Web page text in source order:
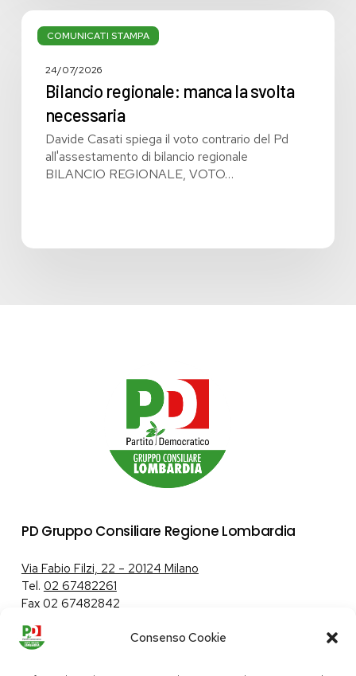
Consenso Cookie
COMUNICATI STAMPA
Bilancio
regionale:
svolta
24/07/2026
Bilancio regionale: manca la svolta
necessaria
Davide Casati spiega il voto contrario del Pd
all'assestamento di bilancio regionale
BILANCIO REGIONALE, VOTO…
PD Gruppo Consiliare Regione Lombardia
Via Fabio Filzi, 22 – 20124 Milano
Tel. 02 67482261
Fax 02 67482842
Tutela dei dati personali|Politica sui cookie